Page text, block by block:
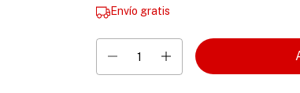
Envío gratis